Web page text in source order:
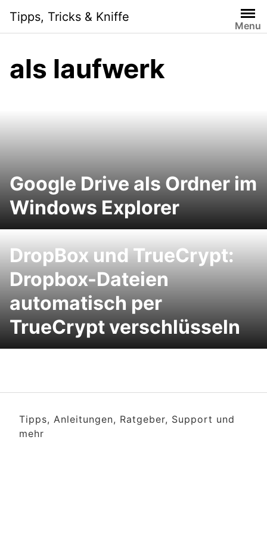
content
Tipps, Tricks & Kniffe
Menu
als laufwerk
Google Drive als Ordner im
Windows Explorer
DropBox und TrueCrypt:
Dropbox-Dateien
automatisch per
TrueCrypt verschlüsseln
Tipps, Anleitungen, Ratgeber, Support und
mehr